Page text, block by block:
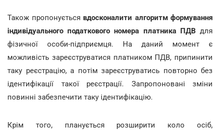
Також пропонується вдосконалити алгоритм формування
індивідуального податкового номера платника ПДВ для
фізичної особи-підприємця. На даний момент є
можливість зареєструватися платником ПДВ, припинити
таку реєстрацію, а потім зареєструватись повторно без
ідентифікації такої реєстрації. Запропоновані зміни
повинні забезпечити таку ідентифікацію.
Крім того, планується розширити коло осіб,